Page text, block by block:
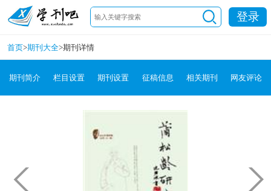
登录
首页>期刊大全>期刊详情
期刊简介 栏目设置 期刊设置 征稿信息 相关期刊 网友评论